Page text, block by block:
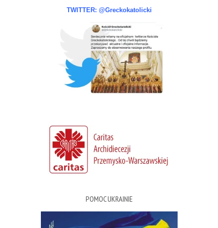
TWITTER: @Greckokatolicki
POMOC UKRAINIE